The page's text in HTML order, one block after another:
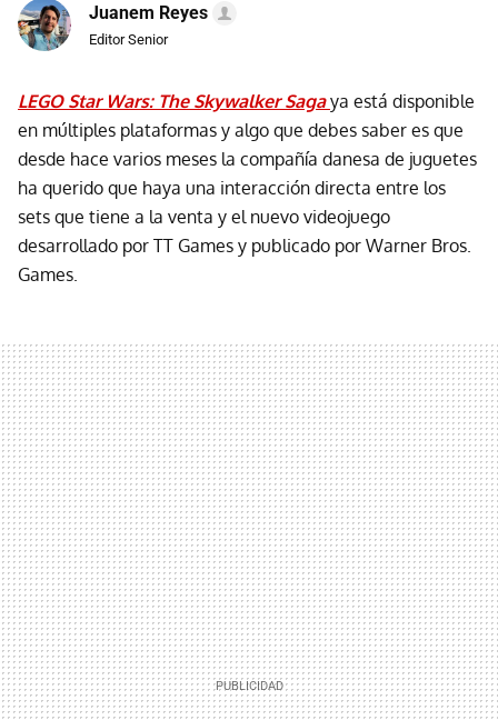
Juanem Reyes
Editor Senior
LEGO Star Wars: The Skywalker Saga ya está disponible
en múltiples plataformas y algo que debes saber es que
desde hace varios meses la compañía danesa de juguetes
ha querido que haya una interacción directa entre los
sets que tiene a la venta y el nuevo videojuego
desarrollado por TT Games y publicado por Warner Bros.
Games.